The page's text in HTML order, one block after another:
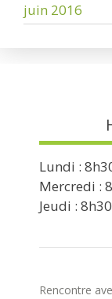
juin 2016
Lundi :
Mercredi :
Jeudi :
Rencontre